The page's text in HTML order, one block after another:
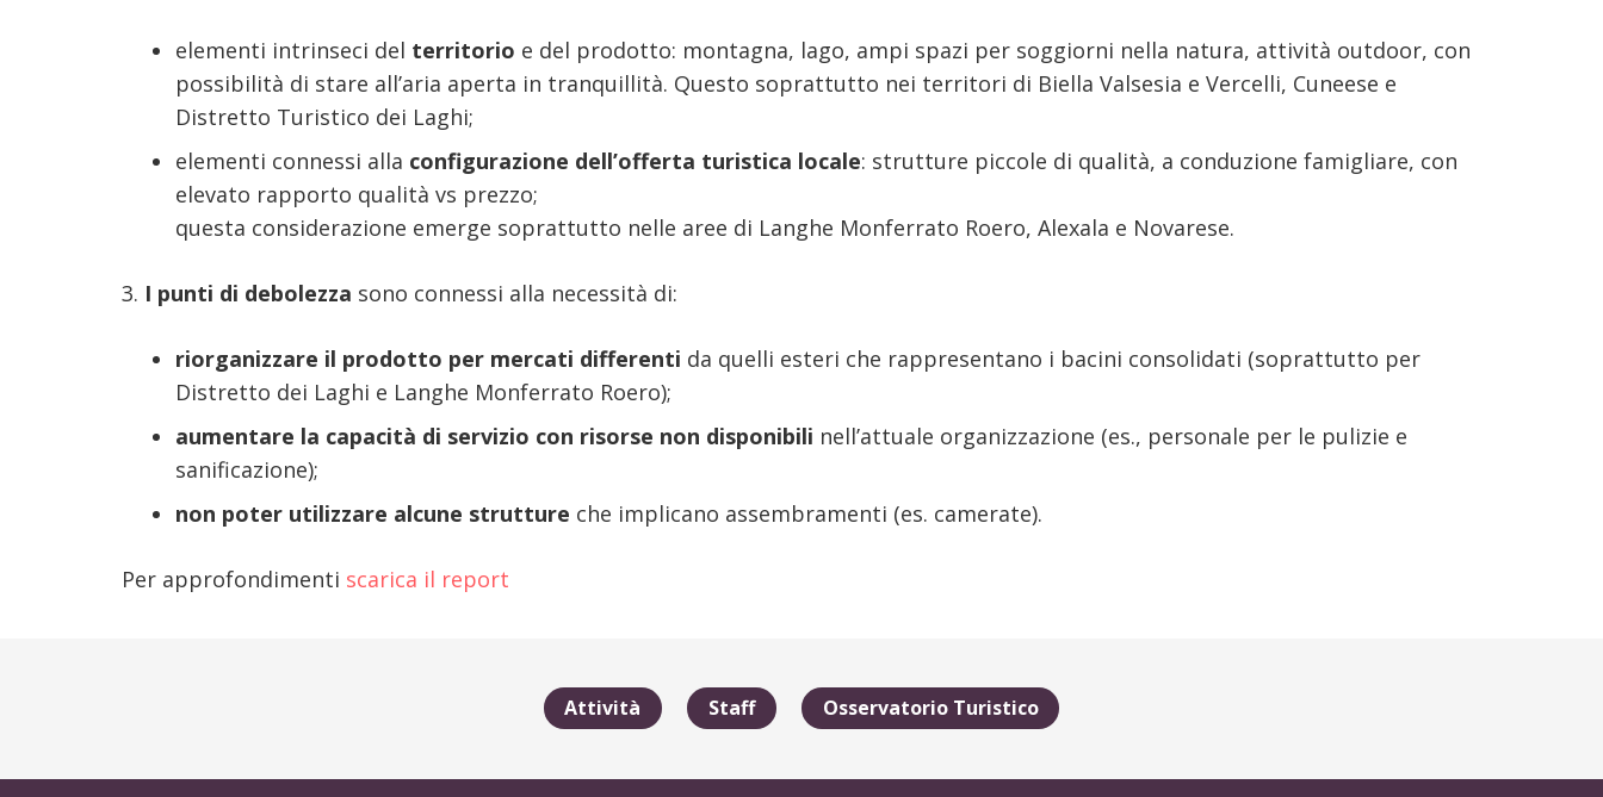
elementi intrinseci del territorio e del prodotto: montagna, lago, ampi spazi per soggiorni nella natura, attività outdoor, con
possibilità di stare all’aria aperta in tranquillità. Questo soprattutto nei territori di Biella Valsesia e Vercelli, Cuneese e
Distretto Turistico dei Laghi;
elementi connessi alla configurazione dell’offerta turistica locale: strutture piccole di qualità, a conduzione famigliare, con
elevato rapporto qualità vs prezzo;
questa considerazione emerge soprattutto nelle aree di Langhe Monferrato Roero, Alexala e Novarese.
3. I punti di debolezza sono connessi alla necessità di:
riorganizzare il prodotto per mercati differenti da quelli esteri che rappresentano i bacini consolidati (soprattutto per
Distretto dei Laghi e Langhe Monferrato Roero);
aumentare la capacità di servizio con risorse non disponibili nell’attuale organizzazione (es., personale per le pulizie e
sanificazione);
non poter utilizzare alcune strutture che implicano assembramenti (es. camerate).
Per approfondimenti scarica il report
Attività Staff Osservatorio Turistico